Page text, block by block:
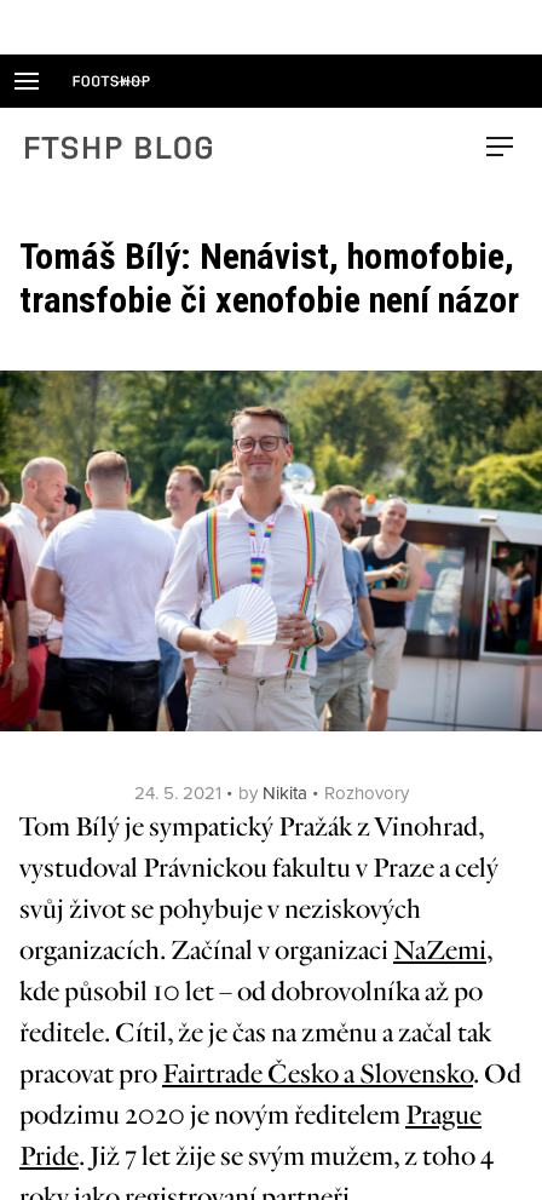
FTSHP blog Menu
Tomáš Bílý: Nenávist, homofobie,
transfobie či xenofobie není názor
Posted
on
24. 5. 2021 by Nikita Categories
Rozhovory
Tom Bílý je sympatický Pražák z Vinohrad,
vystudoval Právnickou fakultu v Praze a celý
svůj život se pohybuje v neziskových
organizacích. Začínal v organizaciNaZemi,
kde působil 10 let – od dobrovolníka až po
ředitele. Cítil, že je čas na změnu a začal tak
pracovat proFairtrade Česko a Slovensko. Od
podzimu 2020 je novým ředitelemPrague
Pride. Již 7 let žije se svým mužem, z toho 4